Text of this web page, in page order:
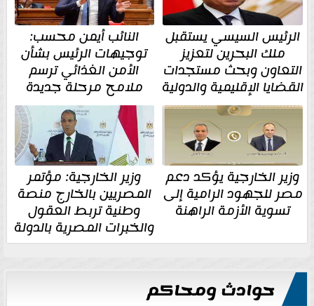
الرئيس السيسي يستقبل
ملك البحرين لتعزيز
التعاون وبحث مستجدات
القضايا الإقليمية والدولية
النائب أيمن محسب:
توجيهات الرئيس بشأن
الأمن الغذائي ترسم
ملامح مرحلة جديدة
وزير الخارجية يؤكد دعم
مصر للجهود الرامية إلى
تسوية الأزمة الراهنة
وزير الخارجية: مؤتمر
المصريين بالخارج منصة
وطنية تربط العقول
والخبرات المصرية بالدولة
حوادث ومحاكم